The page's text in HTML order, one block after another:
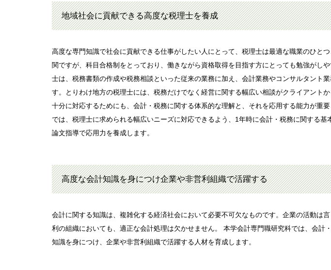
地域社会に貢献できる高度な税理士を養成
高度な専門知識で社会に貢献できる仕事がしたい人にとって、税理士は最適な職業のひと
関ですが、科目合格制をとっており、働きながら資格取得を目指す方にとっても勉強がし
士は、税務書類の作成や税務相談といった従来の業務に加え、会計業務やコンサルタント
す。とりわけ地方の税理士には、税務だけでなく経営に関する幅広い相談がクライアント
十分に対応するためにも、会計・税務に関する体系的な理解と、それを応用する能力が重
では、税理士に求められる幅広いニーズに対応できるよう、1年時に会計・税務に関する基
論文指導で応用力を養成します。
高度な会計知識を身につけ企業や非営利組織で活躍する
会計に関する知識は、複雑化する経済社会において必要不可欠なものです。企業の活動は
利の組織においても、適正な会計処理は欠かせません。 本学会計専門職研究科では、会計
知識を身につけ、企業や非営利組織で活躍する人材を育成します。